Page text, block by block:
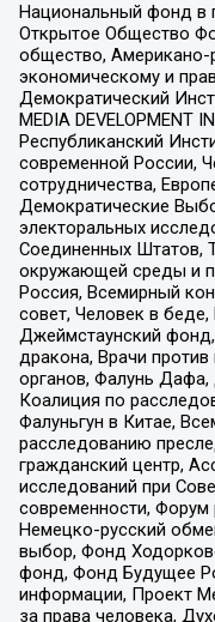
Национальный фонд в
Открытое Общество
общество,
экономическому и
Демократический
MEDIA DEVELOPMENT
Республиканский
современной России,
сотрудничества,
Демократические
электоральных
Соединенных Штатов,
окружающей среды и
Россия, Всемирный
совет, Человек в
Джеймстаунский
дракона, Врачи против
органов, Фалунь Дафа,
Коалиция по
Фалуньгун в Китае,
расследованию
гражданский центр,
исследований при
современности, Форум
Немецко-русский
выбор, Фонд
фонд, Фонд Будущее
информации, Проект
за права человека,